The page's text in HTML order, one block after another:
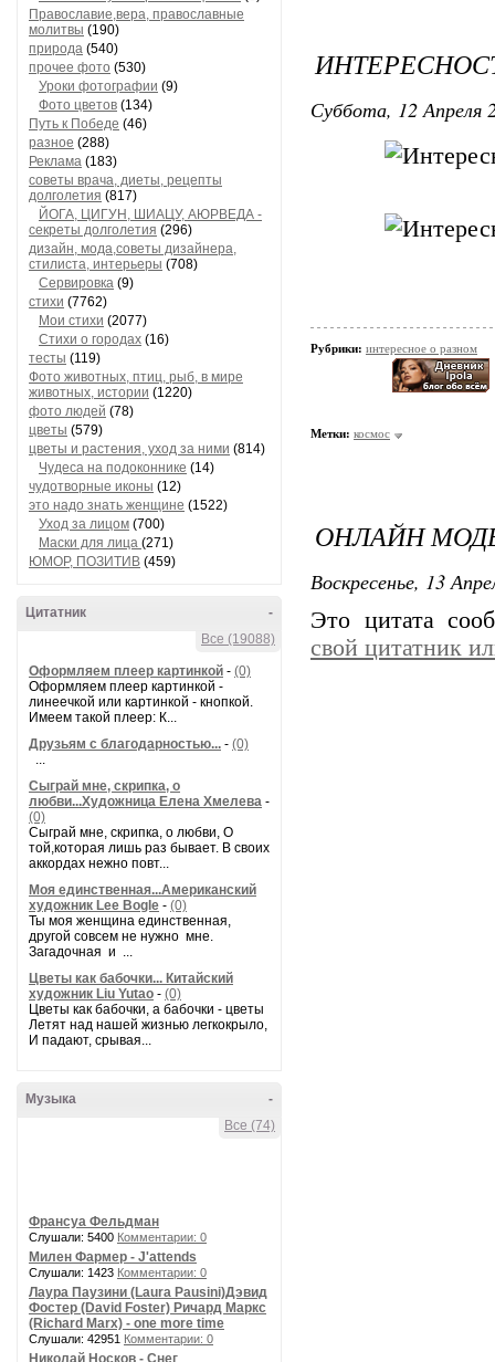
Православие,вера, православные
молитвы (190)
природа (540)
прочее фото (530)
Уроки фотографии (9)
Фото цветов (134)
Путь к Победе (46)
разное (288)
Реклама (183)
советы врача, диеты, рецепты
долголетия (817)
ЙОГА, ЦИГУН, ШИАЦУ, АЮРВЕДА -
секреты долголетия (296)
дизайн, мода,советы дизайнера,
стилиста, интерьеры (708)
Сервировка (9)
стихи (7762)
Мои стихи (2077)
Стихи о городах (16)
тесты (119)
Фото животных, птиц, рыб, в мире
животных, истории (1220)
фото людей (78)
цветы (579)
цветы и растения, уход за ними (814)
Чудеса на подоконнике (14)
чудотворные иконы (12)
это надо знать женщине (1522)
Уход за лицом (700)
Маски для лица (271)
ЮМОР, ПОЗИТИВ (459)
-
Цитатник
Все (19088)
Оформляем плеер картинкой - (0)
Оформляем плеер картинкой -
линеечкой или картинкой - кнопкой.
Имеем такой плеер: К...
Друзьям с благодарностью... - (0)
...
Сыграй мне, скрипка, о
любви...Художница Елена Хмелева -
(0)
Сыграй мне, скрипка, о любви, О
той,которая лишь раз бывает. В своих
аккордах нежно повт...
Моя единственная...Американский
художник Lee Bogle - (0)
Ты моя женщина единственная,
другой совсем не нужно мне.
Загадочная и ...
Цветы как бабочки... Китайский
художник Liu Yutao - (0)
Цветы как бабочки, а бабочки - цветы
Летят над нашей жизнью легкокрыло,
И падают, срывая...
-
Музыка
Все (74)
Франсуа Фельдман
Слушали: 5400 Комментарии: 0
Милен Фармер - J'attends
Слушали: 1423 Комментарии: 0
Лаура Паузини (Laura Pausini)Дэвид
Фостер (David Foster) Ричард Маркс
(Richard Marx) - one more time
Слушали: 42951 Комментарии: 0
Николай Носков - Снег
Суббота, 12 Апреля
Рубрики: интересное о разном
Метки: космос
ОНЛАЙН
Воскресенье, 13
Это цитата
свой цитатник